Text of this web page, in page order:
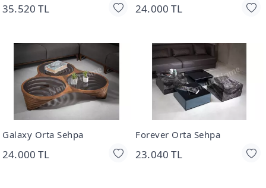
35.520 TL 24.000 TL
Galaxy Orta Sehpa
24.000 TL
Forever Orta Sehpa
23.040 TL